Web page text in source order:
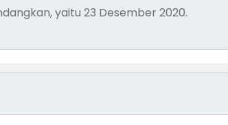
yaitu 23 Desember 2020.